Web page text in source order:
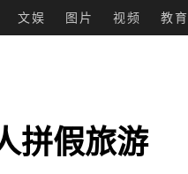
文娱 图片 视频 教育
拼假旅游